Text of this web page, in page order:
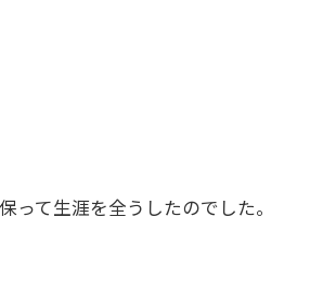
て生涯を全うしたのでした。